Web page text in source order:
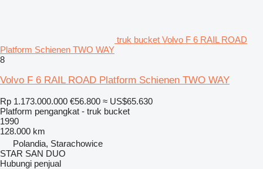
truk bucket Volvo F 6 RAIL ROAD
Platform Schienen TWO WAY
8
Volvo F 6 RAIL ROAD Platform Schienen TWO WAY
Rp 1.173.000.000 €56.800 ≈ US$65.630
Platform pengangkat - truk bucket
1990
128.000 km
Polandia, Starachowice
STAR SAN DUO
Hubungi penjual